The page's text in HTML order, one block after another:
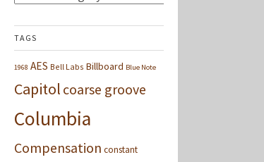
TAGS
1968 AES Bell Labs Billboard Blue Note
Capitol coarse groove
Columbia
Compensation constant